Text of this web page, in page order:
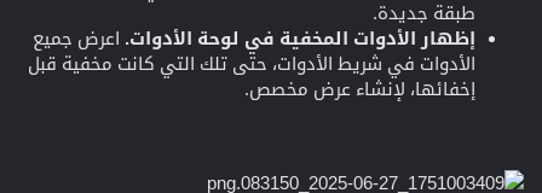
طبقة جديدة.
إظهار الأدوات المخفية في لوحة الأدوات. اعرض جميع
الأدوات في شريط الأدوات، حتى تلك التي كانت مخفية قبل
إخفائها، لإنشاء عرض مخصص.